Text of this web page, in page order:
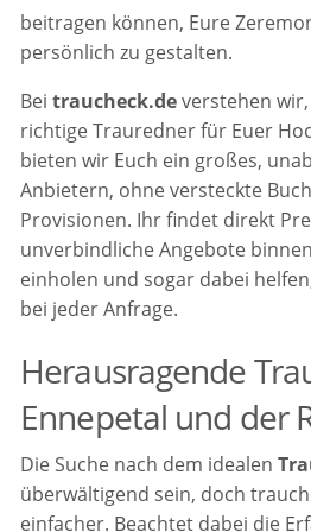
beitragen können, Eure
persönlich zu gestalten.
Beitraucheck.deverstehen
richtige Trauredner für Euer
bieten wir Euch ein großes,
Anbietern, ohne versteckte
Provisionen. Ihr findet direkt
unverbindliche Angebote
einholen und sogar dabei
bei jeder Anfrage.
Herausragende
Ennepetal und der
Die Suche nach dem idealen
überwältigend sein, doch
einfacher. Beachtet dabei die